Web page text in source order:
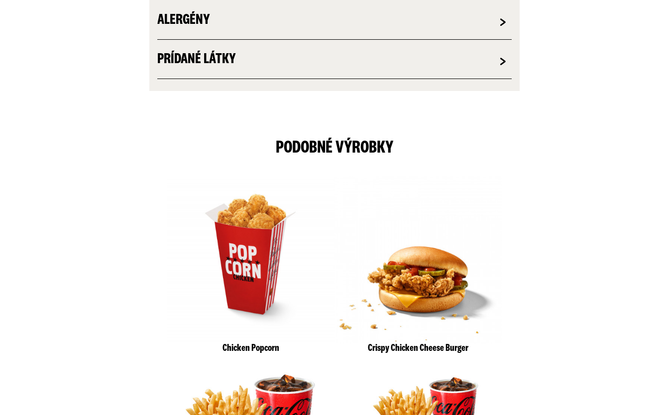
ALERGÉNY
PRÍDANÉ LÁTKY
PODOBNÉ VÝROBKY
Chicken Popcorn Crispy Chicken Cheese Burger